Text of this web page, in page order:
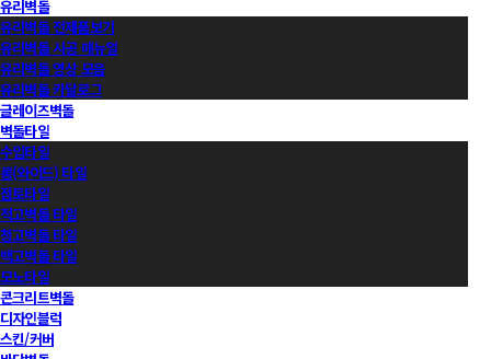
유리벽돌
유리벽돌 전제품보기
유리벽돌 시공 매뉴얼
유리벽돌 영상 모음
유리벽돌 카달로그
글레이즈벽돌
벽돌타일
수입타일
롱(와이드) 타일
점토타일
적고벽돌 타일
청고벽돌 타일
백고벽돌 타일
모노타일
콘크리트벽돌
디자인블럭
스킨/커버